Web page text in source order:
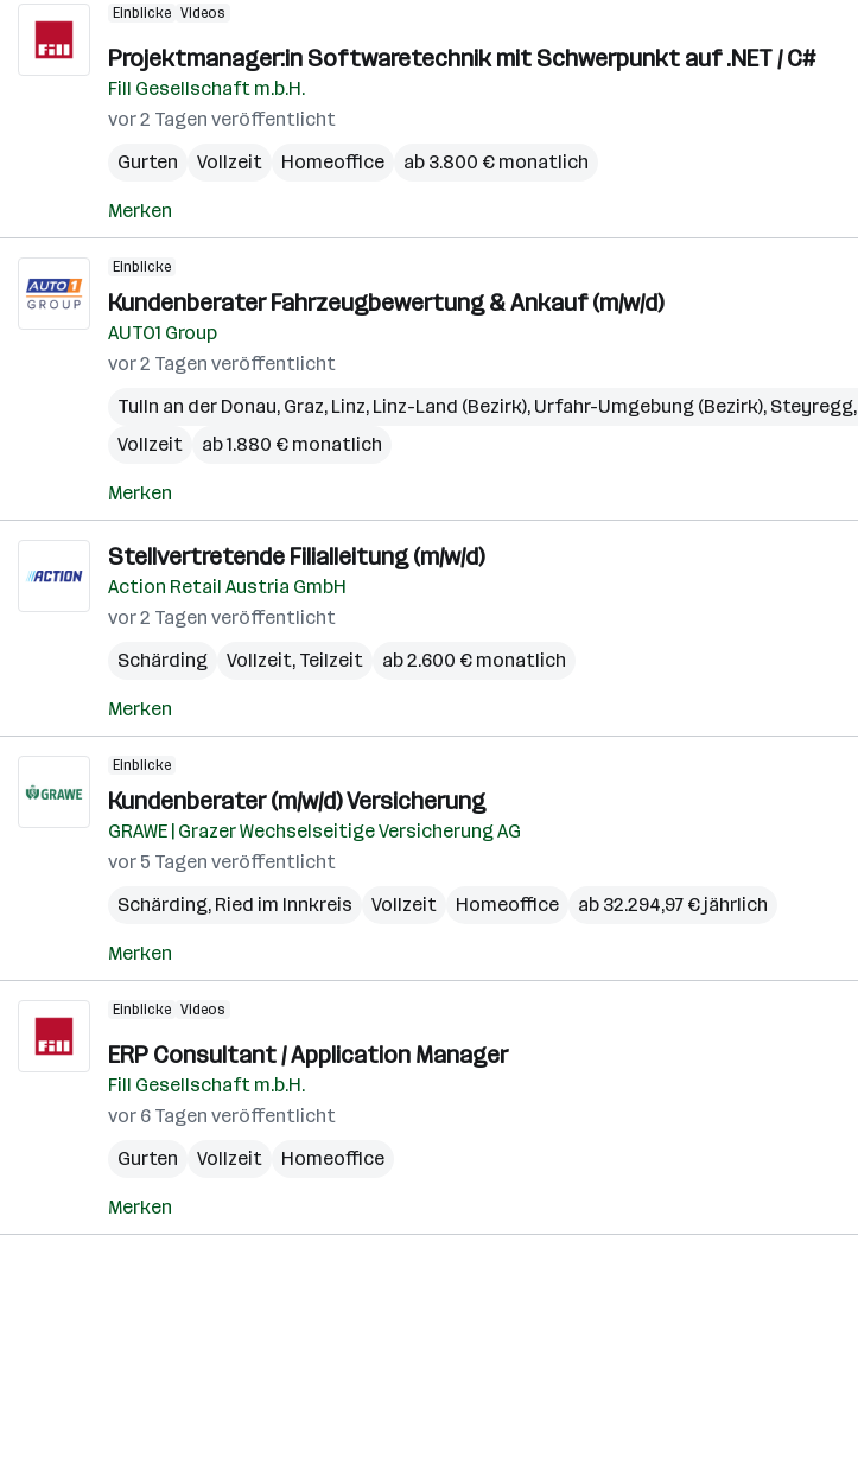
Einblicke Videos
Projektmanager:in Softwaretechnik mit Schwerpunkt auf .NET / C#
Fill Gesellschaft m.b.H.
vor 2 Tagen veröffentlicht
Gurten
Vollzeit Homeoffice ab 3.800 € monatlich
Merken
Einblicke
Kundenberater Fahrzeugbewertung & Ankauf (m/w/d)
AUTO1 Group
vor 2 Tagen veröffentlicht
Tulln an der Donau, Graz, Linz, Linz-Land (Bezirk), Urfahr-Umgebung (Bezirk), Steyregg,
Vollzeit
ab 1.880 € monatlich
Merken
Stellvertretende Filialleitung (m/w/d)
Action Retail Austria GmbH
vor 2 Tagen veröffentlicht
Schärding
Vollzeit, Teilzeit ab 2.600 € monatlich
Merken
Einblicke
Kundenberater (m/w/d) Versicherung
GRAWE | Grazer Wechselseitige Versicherung AG
vor 5 Tagen veröffentlicht
Schärding, Ried im Innkreis Vollzeit Homeoffice ab 32.294,97 € jährlich
Merken
Einblicke Videos
ERP Consultant / Application Manager
Fill Gesellschaft m.b.H.
vor 6 Tagen veröffentlicht
Gurten
Vollzeit Homeoffice
Merken